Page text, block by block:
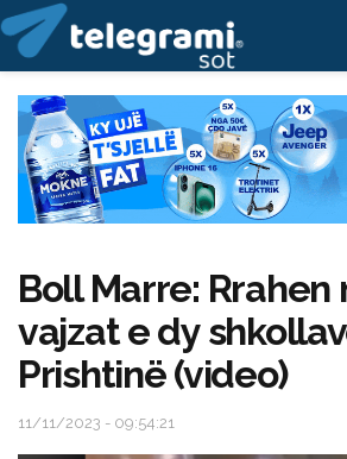
Boll Marre: Rrahen
vajzat e dy
Prishtinë (video)
11/11/2023 - 09:54:21